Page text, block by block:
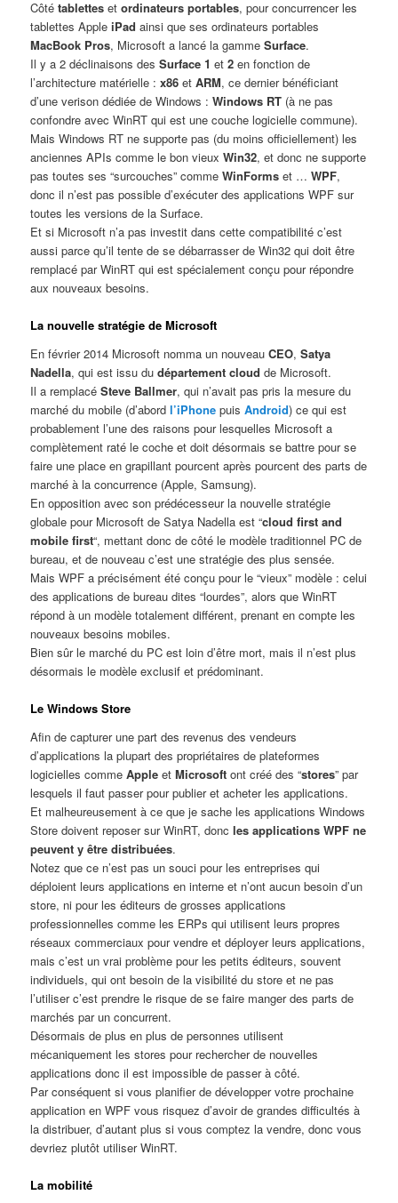
Côtétablettes etordinateurs portables, pour concurrencer les
tablettes AppleiPad ainsi que ses ordinateurs portables
MacBook Pros, Microsoft a lancé la gammeSurface.
Il y a 2 déclinaisons desSurface 1 et2 en fonction de
l’architecture matérielle :x86 etARM, ce dernier bénéficiant
d’une verison dédiée de Windows :Windows RT (à ne pas
confondre avec WinRT qui est une couche logicielle commune).
Mais Windows RT ne supporte pas (du moins officiellement) les
anciennes APIs comme le bon vieuxWin32, et donc ne supporte
pas toutes ses “surcouches” commeWinForms et …WPF,
donc il n’est pas possible d’exécuter des applications WPF sur
toutes les versions de la Surface.
Et si Microsoft n’a pas investit dans cette compatibilité c’est
aussi parce qu’il tente de se débarrasser de Win32 qui doit être
remplacé par WinRT qui est spécialement conçu pour répondre
aux nouveaux besoins.
La nouvelle stratégie de Microsoft
En février 2014 Microsoft nomma un nouveauCEO,Satya
Nadella, qui est issu dudépartement cloud de Microsoft.
Il a remplacéSteve Ballmer, qui n’avait pas pris la mesure du
marché du mobile (d’abordl’iPhone puisAndroid) ce qui est
probablement l’une des raisons pour lesquelles Microsoft a
complètement raté le coche et doit désormais se battre pour se
faire une place en grapillant pourcent après pourcent des parts de
marché à la concurrence (Apple, Samsung).
En opposition avec son prédécesseur la nouvelle stratégie
globale pour Microsoft de Satya Nadella est “cloud first and
mobile first“, mettant donc de côté le modèle traditionnel PC de
bureau, et de nouveau c’est une stratégie des plus sensée.
Mais WPF a précisément été conçu pour le “vieux” modèle : celui
des applications de bureau dites “lourdes”, alors que WinRT
répond à un modèle totalement différent, prenant en compte les
nouveaux besoins mobiles.
Bien sûr le marché du PC est loin d’être mort, mais il n’est plus
désormais le modèle exclusif et prédominant.
Le Windows Store
Afin de capturer une part des revenus des vendeurs
d’applications la plupart des propriétaires de plateformes
logicielles commeApple etMicrosoft ont créé des “stores” par
lesquels il faut passer pour publier et acheter les applications.
Et malheureusement à ce que je sache les applications Windows
Store doivent reposer sur WinRT, doncles applications WPF ne
peuvent y être distribuées.
Notez que ce n’est pas un souci pour les entreprises qui
déploient leurs applications en interne et n’ont aucun besoin d’un
store, ni pour les éditeurs de grosses applications
professionnelles comme les ERPs qui utilisent leurs propres
réseaux commerciaux pour vendre et déployer leurs applications,
mais c’est un vrai problème pour les petits éditeurs, souvent
individuels, qui ont besoin de la visibilité du store et ne pas
l’utiliser c’est prendre le risque de se faire manger des parts de
marchés par un concurrent.
Désormais de plus en plus de personnes utilisent
mécaniquement les stores pour rechercher de nouvelles
applications donc il est impossible de passer à côté.
Par conséquent si vous planifier de développer votre prochaine
application en WPF vous risquez d’avoir de grandes difficultés à
la distribuer, d’autant plus si vous comptez la vendre, donc vous
devriez plutôt utiliser WinRT.
La mobilité